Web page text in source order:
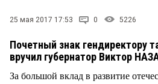
25 мая 2017 17:53 0 5226
Почетный знак гендиректору
вручил губернатор Виктор
За большой вклад в развитие